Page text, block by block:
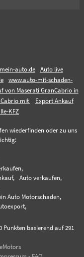
auto.de
Auto live
www.auto-mit-schaden-
von Maserati GranCabrio in
mit
Export Ankauf
KFZ
wiederfinden oder zu uns
Auto verkaufen,
Auto Motorschaden,
Punkten basierend auf 291